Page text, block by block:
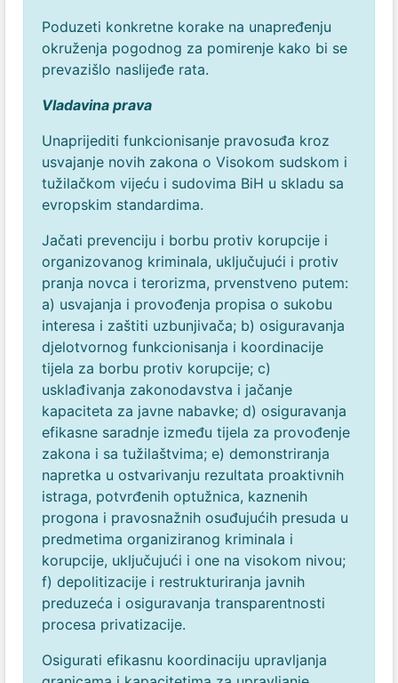
Poduzeti konkretne korake na unapređenju
okruženja pogodnog za pomirenje kako bi se
prevazišlo naslijeđe rata.
Vladavina prava
Unaprijediti funkcionisanje pravosuđa kroz
usvajanje novih zakona o Visokom sudskom i
tužilačkom vijeću i sudovima BiH u skladu sa
evropskim standardima.
Jačati prevenciju i borbu protiv korupcije i
organizovanog kriminala, uključujući i protiv
pranja novca i terorizma, prvenstveno putem:
a) usvajanja i provođenja propisa o sukobu
interesa i zaštiti uzbunjivača; b) osiguravanja
djelotvornog funkcionisanja i koordinacije
tijela za borbu protiv korupcije; c)
usklađivanja zakonodavstva i jačanje
kapaciteta za javne nabavke; d) osiguravanja
efikasne saradnje između tijela za provođenje
zakona i sa tužilaštvima; e) demonstriranja
napretka u ostvarivanju rezultata proaktivnih
istraga, potvrđenih optužnica, kaznenih
progona i pravosnažnih osuđujućih presuda u
predmetima organiziranog kriminala i
korupcije, uključujući i one na visokom nivou;
f) depolitizacije i restrukturiranja javnih
preduzeća i osiguravanja transparentnosti
procesa privatizacije.
Osigurati efikasnu koordinaciju upravljanja